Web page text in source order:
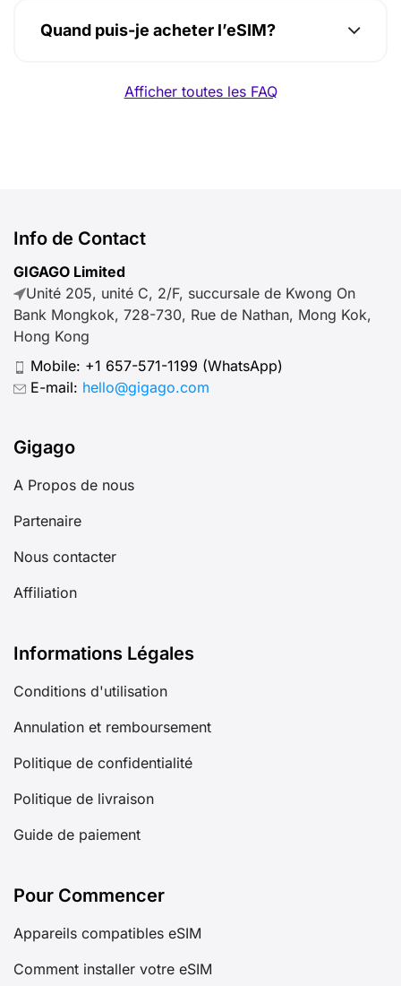
Quand puis-je acheter l’eSIM?
Afficher toutes les FAQ
Info de Contact
GIGAGO Limited
Unité 205, unité C, 2/F, succursale de Kwong On
Bank Mongkok, 728-730, Rue de Nathan, Mong Kok,
Hong Kong
Mobile: +1 657-571-1199 (WhatsApp)
E-mail: hello@gigago.com
Gigago
A Propos de nous
Partenaire
Nous contacter
Affiliation
Informations Légales
Conditions d'utilisation
Annulation et remboursement
Politique de confidentialité
Politique de livraison
Guide de paiement
Pour Commencer
Appareils compatibles eSIM
Comment installer votre eSIM